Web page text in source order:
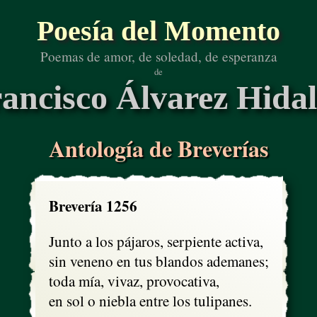
Poesía del Momento
Poemas de amor, de soledad, de esperanza
de
Álvarez
Antología de Breverías
Brevería 1256
Junto a los pájaros, serpiente activa,
sin veneno en tus blandos ademanes;
toda mía, vivaz, provocativa,
en sol o niebla entre los tulipanes.